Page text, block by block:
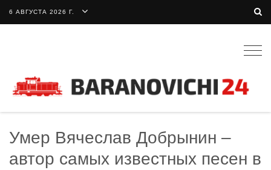
6 АВГУСТА 2026 Г.
Умер Вячеслав Добрынин –
автор самых известных песен в